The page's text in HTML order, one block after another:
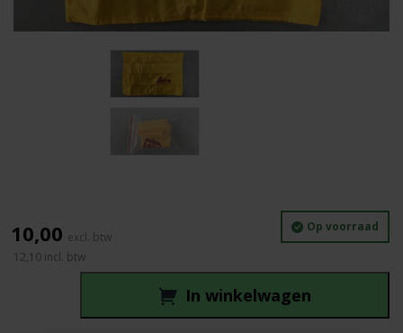
Op voorraad
12,10 incl. btw
In winkelwagen
10,00